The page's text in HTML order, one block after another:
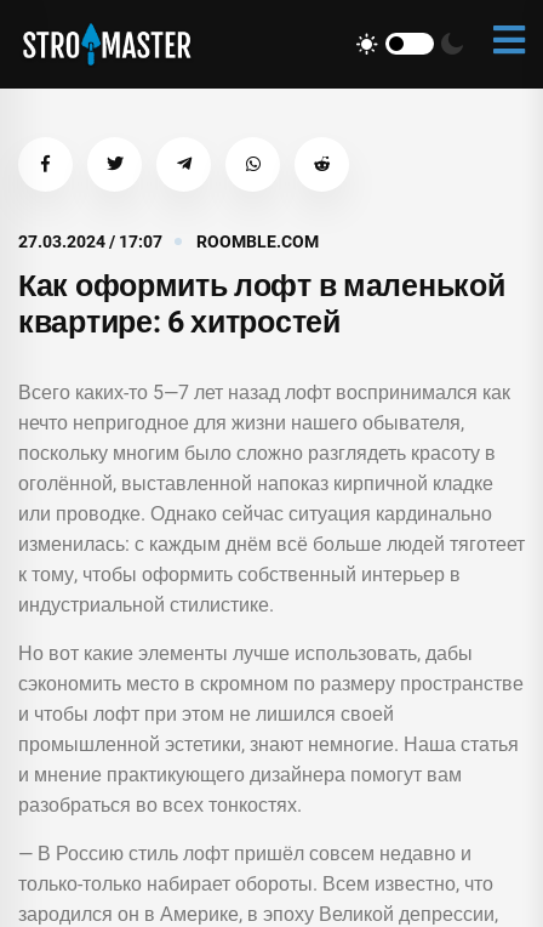
27.03.2024 / 17:07 ROOMBLE.COM
Как оформить лофт в маленькой
квартире: 6 хитростей
Всего каких-то 5—7 лет назад лофт воспринимался как
нечто непригодное для жизни нашего обывателя,
поскольку многим было сложно разглядеть красоту в
оголённой, выставленной напоказ кирпичной кладке
или проводке. Однако сейчас ситуация кардинально
изменилась: с каждым днём всё больше людей тяготеет
к тому, чтобы оформить собственный интерьер в
индустриальной стилистике.
Но вот какие элементы лучше использовать, дабы
сэкономить место в скромном по размеру пространстве
и чтобы лофт при этом не лишился своей
промышленной эстетики, знают немногие. Наша статья
и мнение практикующего дизайнера помогут вам
разобраться во всех тонкостях.
— В Россию стиль лофт пришёл совсем недавно и
только-только набирает обороты. Всем известно, что
зародился он в Америке, в эпоху Великой депрессии,